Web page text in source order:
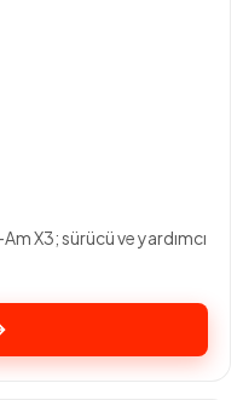
X3; sürücü ve yardımcı